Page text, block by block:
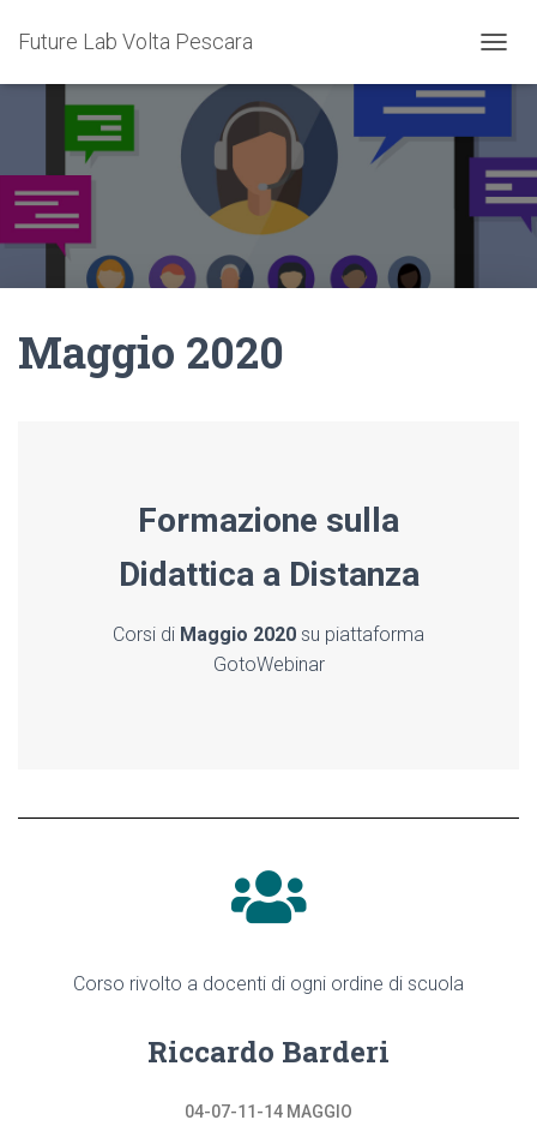
Future Lab Volta Pescara
A
A
Z
I
E
Maggio 2020
Formazione sulla
Didattica a Distanza
Corsi di Maggio 2020 su piattaforma
GotoWebinar
Corso rivolto a docenti di ogni ordine di scuola
Riccardo Barderi
04-07-11-14 MAGGIO